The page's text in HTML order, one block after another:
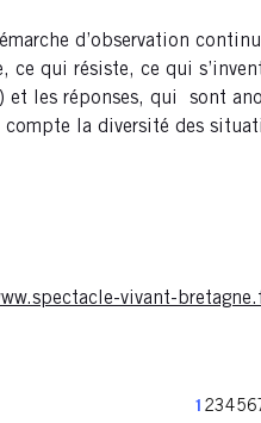
d’observation
ce qui résiste, ce qui
les réponses, qui sont
la diversité des
vivant-
Page
1 Page
2Page
3Page
456